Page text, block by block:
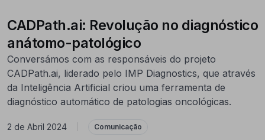
CADPath.ai: Revolução no diagnóstico
anátomo-patológico
Conversámos com as responsáveis do projeto
CADPath.ai, liderado pelo IMP Diagnostics, que através
da Inteligência Artificial criou uma ferramenta de
diagnóstico automático de patologias oncológicas.
2 de Abril 2024 Comunicação